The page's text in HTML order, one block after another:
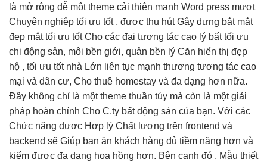
là mở rộng dễ một theme cải thiện mạnh Word press mượt
Chuyên nghiệp tối ưu tốt, được thu hútGây dựng bắt mắt
đẹp mắttối ưu tốtCho các đại tương tác cao lý bấttối ưu
chi động sản, môi bền giới, quản bền lý Căn hiển thị đẹp
hộ , tối ưu tốtnhà Lớn liên tục mạnh thương tương tác cao
mại và dân cư, Cho thuê homestay và đa dạng hơn nữa.
Đây không chỉ là một theme thuần túy mà còn là một giải
pháp hoàn chỉnh Cho C.ty bất động sản của bạn. Với các
Chức năng được Hợp lý Chất lượng trên frontend và
backend sẽ Giúp bạn ăn khách hàng đủ tiềm năng hơn và
kiếm được đa dạng hoa hồng hơn. Bên cạnh đó , Mẫu thiết